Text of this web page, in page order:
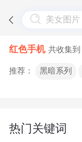
红色手机 共收集到
推荐： 黑暗系列
热门关键词